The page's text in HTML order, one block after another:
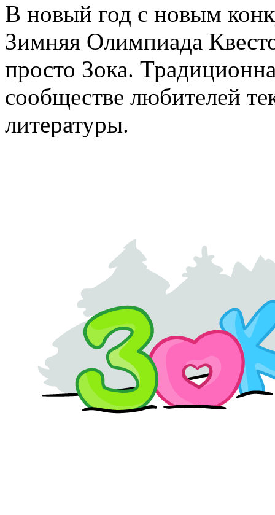
В новый год с новым
Зимняя Олимпиада
просто Зока.
сообществе любителей
литературы.